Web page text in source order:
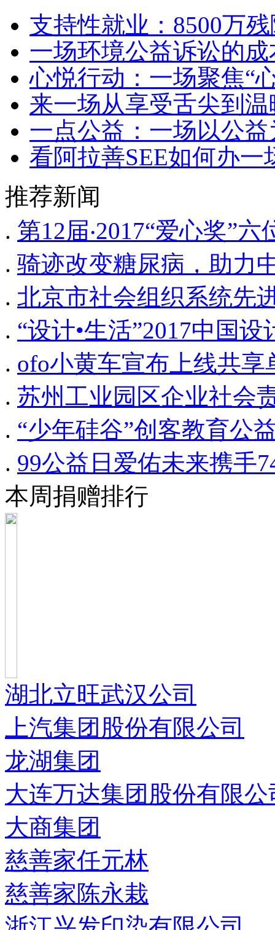
支持性就业：8500万
一场环境公益诉讼的成
心悦行动：一场聚焦“
来一场从享受舌尖到
一点公益：一场以公
看阿拉善SEE如何办
推荐新闻
. 第12届‧2017“爱心奖”
. 骑迹改变糖尿病，助力
. 北京市社会组织系统先
. “设计•生活”2017中国
. ofo小黄车宣布上线共
. 苏州工业园区企业社会
. “少年硅谷”创客教育公
. 99公益日爱佑未来携手
本周捐赠排行
湖北立旺武汉公司
上汽集团股份有限公司
龙湖集团
大连万达集团股份有限公
大商集团
慈善家任元林
慈善家陈永栽